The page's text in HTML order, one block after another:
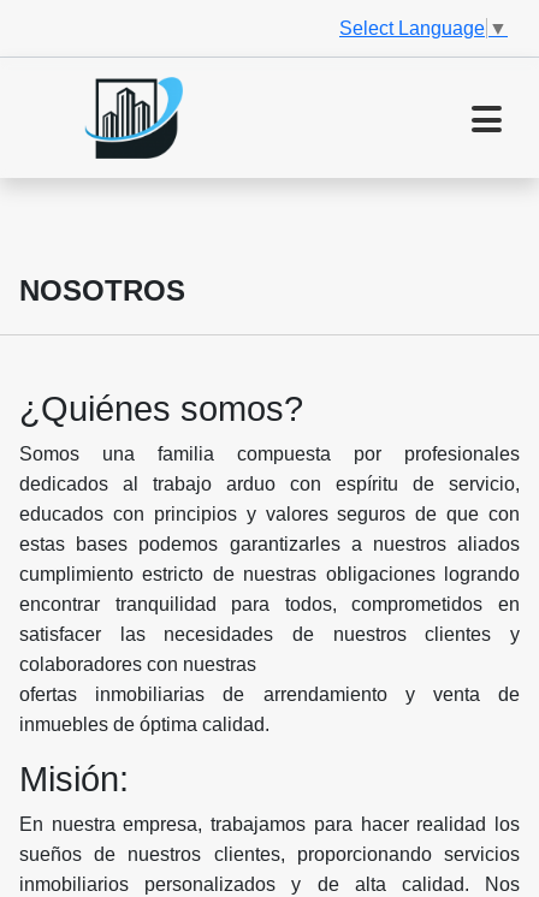
Select Language ▼
NOSOTROS
¿Quiénes somos?
Somos una familia compuesta por profesionales
dedicados al trabajo arduo con espíritu de servicio,
educados con principios y valores seguros de que con
estas bases podemos garantizarles a nuestros aliados
cumplimiento estricto de nuestras obligaciones logrando
encontrar tranquilidad para todos, comprometidos en
satisfacer las necesidades de nuestros clientes y
colaboradores con nuestras
ofertas inmobiliarias de arrendamiento y venta de
inmuebles de óptima calidad.
Misión:
En nuestra empresa, trabajamos para hacer realidad los
sueños de nuestros clientes, proporcionando servicios
inmobiliarios personalizados y de alta calidad. Nos